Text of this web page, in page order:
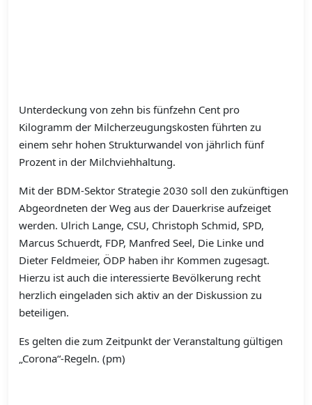
Unterdeckung von zehn bis fünfzehn Cent pro
Kilogramm der Milcherzeugungskosten führten zu
einem sehr hohen Strukturwandel von jährlich fünf
Prozent in der Milchviehhaltung.
Mit der BDM-Sektor Strategie 2030 soll den zukünftigen
Abgeordneten der Weg aus der Dauerkrise aufzeiget
werden. Ulrich Lange, CSU, Christoph Schmid, SPD,
Marcus Schuerdt, FDP, Manfred Seel, Die Linke und
Dieter Feldmeier, ÖDP haben ihr Kommen zugesagt.
Hierzu ist auch die interessierte Bevölkerung recht
herzlich eingeladen sich aktiv an der Diskussion zu
beteiligen.
Es gelten die zum Zeitpunkt der Veranstaltung gültigen
„Corona“-Regeln. (pm)